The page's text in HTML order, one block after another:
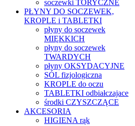
soczewki TORYCZNE
PŁYNY DO SOCZEWEK,
KROPLE i TABLETKI
płyny do soczewek
MIĘKKICH
płyny do soczewek
TWARDYCH
płyny OKSYDACYJNE
SÓL fizjologiczna
KROPLE do oczu
TABLETKI odbiałczajace
środki CZYSZCZĄCE
AKCESORIA
HIGIENA rąk